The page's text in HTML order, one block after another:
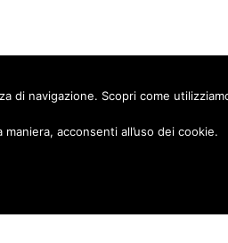
Seguici
di navigazione. Scopri come
acconsenti all’uso dei cookie.